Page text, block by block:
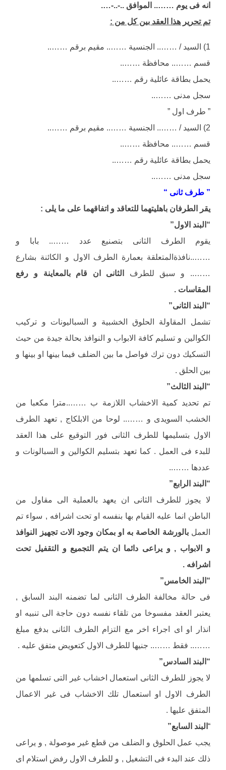
انه فى يوم …….. الموافق ..-..-….
تم تحرير هذا العقد بين كل من :
1) السيد / …….. الجنسية …….. مقيم برقم ……..
قسم …….. محافظة ……..
يحمل بطاقة عائلية رقم ……..
سجل مدنى ……..
” طرف اول ”
2) السيد / …….. الجنسية …….. مقيم برقم ……..
قسم …….. محافظة ……..
يحمل بطاقة عائلية رقم ……..
سجل مدنى ……..
” طرف ثانى “
يقر الطرفان باهليتهما للتعاقد و اتفاقهما على ما يلى :
“البند الاول”
يقوم الطرف الثانى بتصنيع عدد …….. بابا و
……..نافذةالمتعلقة بعمارة الطرف الاول و الكائنة بشارع
…….. و سبق للطرف الثانى ان قام بالمعاينة و رفع
المقاسات .
“البند الثانى”
تشمل المقاولة الحلوق الخشبية و السباليونات و تركيب
الكوالين و تسليم كافة الابواب و النوافذ بحالة جيدة من حيث
التسكيك دون ترك فواصل ما بين الضلف فيما بينها او بينها و
بين الحلق .
“البند الثالث”
تم تحديد كمية الاخشاب اللازمة ب ……..مترا مكعبا من
الخشب السويدى و …….. لوحا من الابلكاج , تعهد الطرف
الاول بتسليمها للطرف الثانى فور التوقيع على هذا العقد
للبدء فى العمل . كما تعهد بتسليم الكوالين و السبالونات و
عددها ……..
“البند الرابع”
لا يجوز للطرف الثانى ان يعهد بالعملية الى مقاول من
الباطن انما عليه القيام بها بنفسه او تحت اشرافه , سواء تم
العملبالورشة الخاصة به او بمكان وجود الات تجهيز النوافذ
و الابواب , و يراعى دائما ان يتم التجميع و التقفيل تحت
اشرافه .
“البند الخامس”
فى حالة مخالفة الطرف الثانى لما تضمنه البند السابق ,
يعتبر العقد مفسوخا من تلقاء نفسه دون حاجة الى تنبيه او
انذار او اى اجراء اخر مع التزام الطرف الثانى بدفع مبلغ
…….. فقط …….. جنيها للطرف الاول كتعويض متفق عليه .
“البند السادس”
لا يجوز للطرف الثانى استعمال اخشاب غير التى تسلمها من
الطرف الاول او استعمال تلك الاخشاب فى غير الاعمال
المتفق عليها .
“البند السابع”
يجب عمل الحلوق و الضلف من قطع غير موصولة , و يراعى
ذلك عند البدء فى التشغيل , و للطرف الاول رفض استلام اى